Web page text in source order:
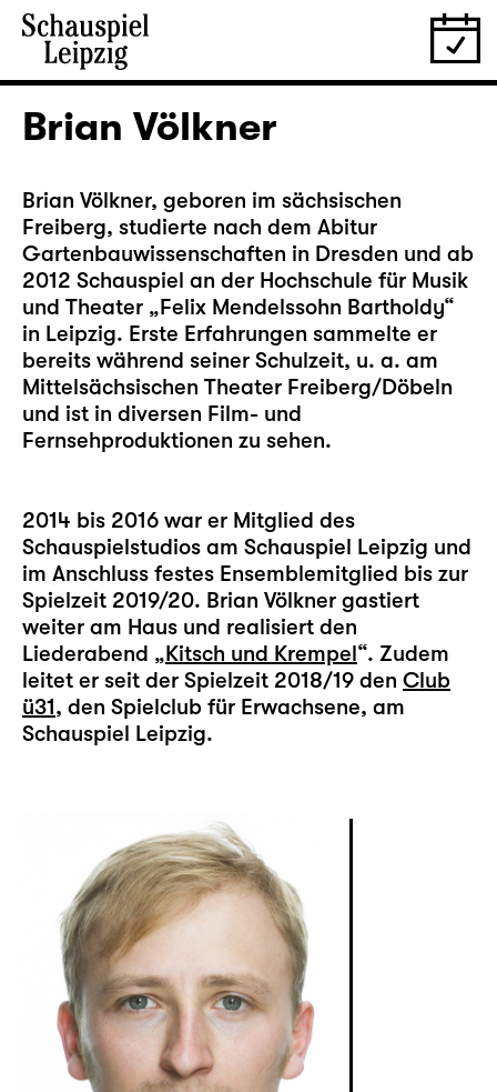
Brian Völkner
Brian Völkner, geboren im sächsischen
Freiberg, studierte nach dem Abitur
Gartenbauwissenschaften in Dresden und ab
2012 Schauspiel an der Hochschule für Musik
und Theater „Felix Mendelssohn Bartholdy“
in Leipzig. Erste Erfahrungen sammelte er
bereits während seiner Schulzeit, u. a. am
Mittelsächsischen Theater Freiberg/Döbeln
und ist in diversen Film- und
Fernsehproduktionen zu sehen.
2014 bis 2016 war er Mitglied des
Schauspielstudios am Schauspiel Leipzig und
im Anschluss festes Ensemblemitglied bis zur
Spielzeit 2019/20. Brian Völkner gastiert
weiter am Haus und realisiert den
Liederabend „Kitsch und Krempel“. Zudem
leitet er seit der Spielzeit 2018/19 den Club
ü31, den Spielclub für Erwachsene, am
Schauspiel Leipzig.